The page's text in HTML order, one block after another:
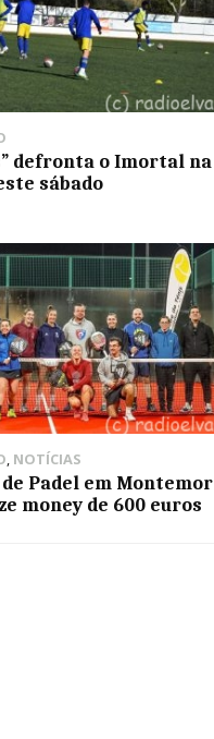
defronta o Imortal na
sábado
NOTÍCIAS
Padel em Montemor
money de 600 euros